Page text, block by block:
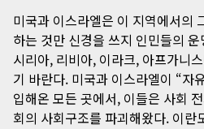
미국과 이스라엘은 이 지역에서의
하는 것만 신경을 쓰지 인민들의
시리아, 리비아, 이라크, 아프가니
기 바란다. 미국과 이스라엘이 “자
입해온 모든 곳에서, 이들은 사회
회의 사회구조를 파괴해왔다. 이란